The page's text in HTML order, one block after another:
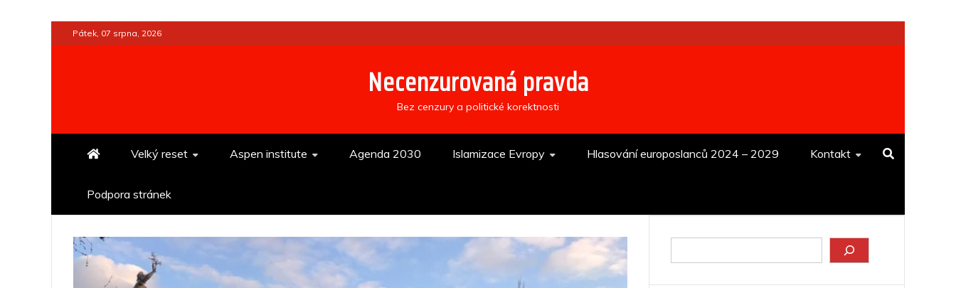
to
Pátek, 07 srpna, 2026
Necenzurovaná pravda
Bez cenzury a politické korektnosti
Velký reset Aspen institute Agenda 2030 Islamizace Evropy Hlasování europoslanců 2024 – 2029 Kontakt
Podpora stránek